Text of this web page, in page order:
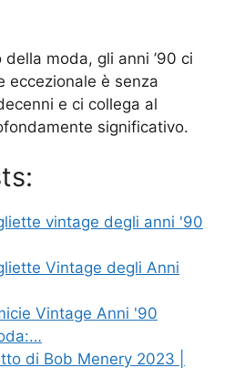
moda, gli anni ’90 ci
eccezionale è senza
e ci collega al
significativo.
vintage degli anni '90
Vintage degli Anni
Vintage Anni '90
di Bob Menery 2023 |